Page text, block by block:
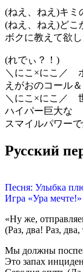
(ねえ、ねえ)キミ
(ねえ、ねえ)どこ
ボクに教えて欲し
(れでぃ？！)
＼にこ×にこ／
えがおのコール
＼にこ×にこ／
ハイパー巨大な
スマイルパワー
Русский
Песня: Улыбка
Игра «Ура мечте!»
«Ну же,
(Раз, два! Раз,
Мы должны
Это запах